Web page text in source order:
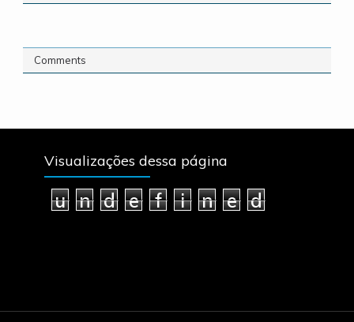
Comments
Visualizações dessa página
u n d e f i n e d